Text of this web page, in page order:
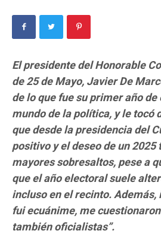
El presidente del Honorable
de 25 de Mayo, Javier De
de lo que fue su primer año
mundo de la política, y le tocó
que desde la presidencia del
positivo y el deseo de un
mayores sobresaltos, pese a
que el año electoral suele
incluso en el recinto. Además,
fui ecuánime, me
también oficialistas”.